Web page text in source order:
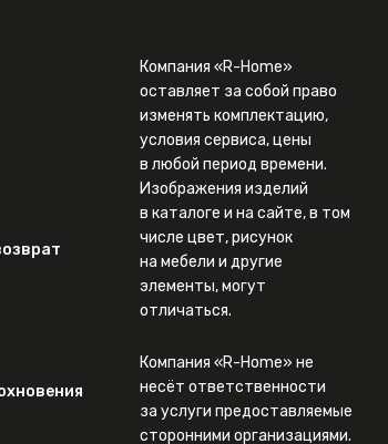
Компания «R-Home»
оставляет за собой право
изменять комплектацию,
условия сервиса, цены
в любой период времени.
Изображения изделий
в каталоге и на сайте, в том
числе цвет, рисунок
на мебели и другие
элементы, могут
отличаться.
Компания «R-Home» не
несёт ответственности
за услуги предоставляемые
сторонними организациями.